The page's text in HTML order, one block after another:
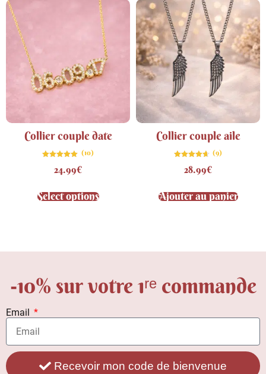
Collier couple date
4.90
sur 5
(10)
24.99€
Select options
Collier couple aile
4.67
sur 5
(9)
28.99€
Ajouter au panier
-10% sur votre 1ʳᵉ commande
Email
Recevoir mon code de bienvenue